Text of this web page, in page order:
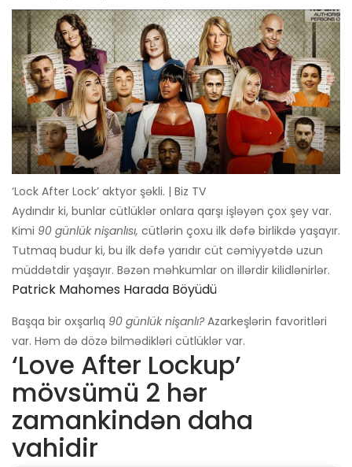
‘Lock After Lock’ aktyor şəkli. | Biz TV
Aydındır ki, bunlar cütlüklər onlara qarşı işləyən çox şey var.
Kimi 90 günlük nişanlısı, cütlərin çoxu ilk dəfə birlikdə yaşayır.
Tutmaq budur ki, bu ilk dəfə yarıdır cüt cəmiyyətdə uzun
müddətdir yaşayır. Bəzən məhkumlar on illərdir kilidlənirlər.
Patrick Mahomes Harada Böyüdü
Başqa bir oxşarlıq 90 günlük nişanlı?Azarkeşlərin favoritləri
var. Həm də dözə bilmədikləri cütlüklər var.
‘Love After Lockup’
mövsümü 2 hər
zamankindən daha
vahidir